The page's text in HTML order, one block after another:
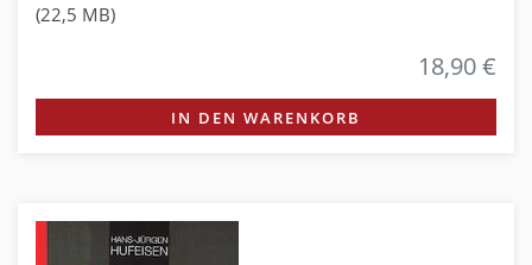
(22,5 MB)
18,90 €
IN DEN WARENKORB